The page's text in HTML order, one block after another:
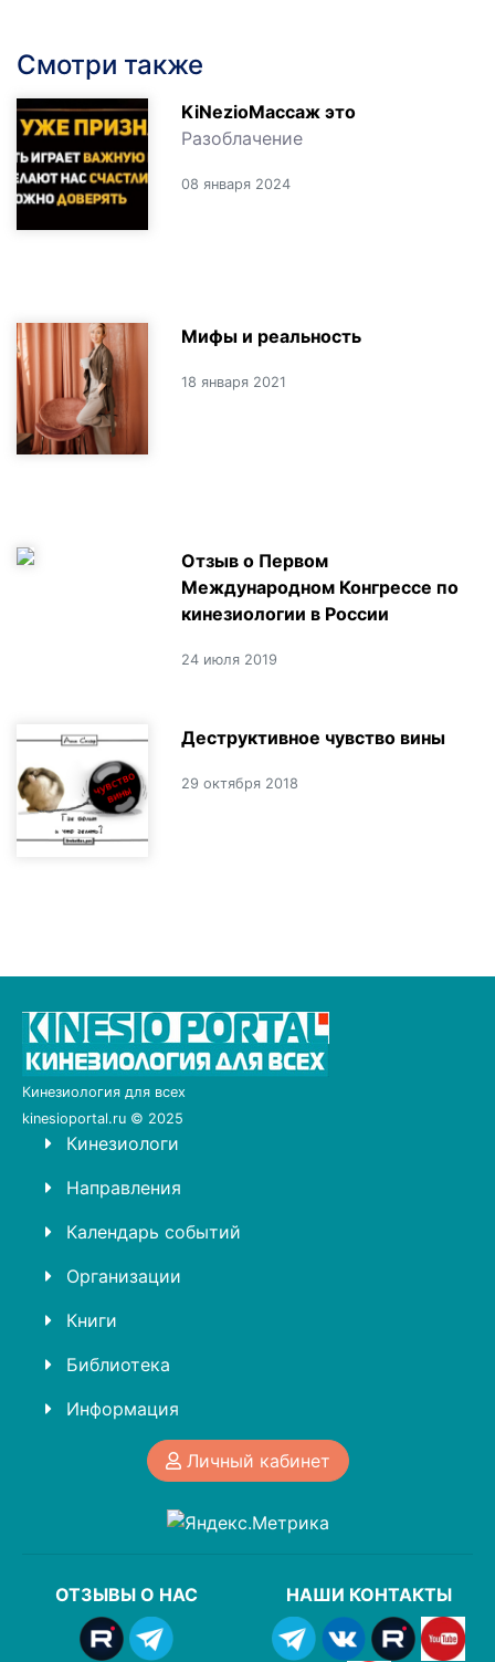
Смотри также
KiNezioМассаж это
Разоблачение
08 января 2024
Мифы и реальность
18 января 2021
Отзыв о Первом
Международном Конгрессе по
кинезиологии в России
24 июля 2019
Деструктивное чувство вины
29 октября 2018
Кинезиология для всех
kinesioportal.ru © 2025
Кинезиологи
Направления
Календарь событий
Организации
Книги
Библиотека
Информация
Личный кабинет
ОТЗЫВЫ О НАС НАШИ КОНТАКТЫ